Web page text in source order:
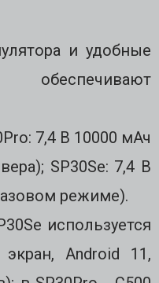
и удобные
7,4 В 10000 мАч
SP30Se: 7,4 В
режиме).
используется
Android 11,